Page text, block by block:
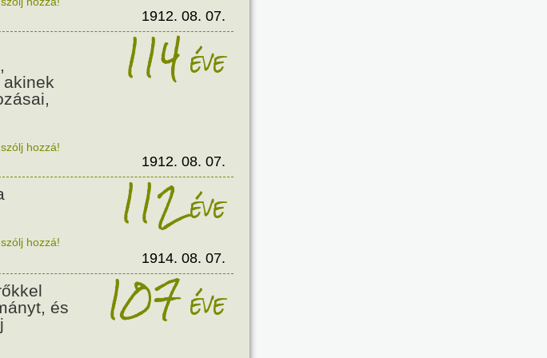
1912. 08. 07.
akinek
114éve
hozzá!
1912. 08. 07.
112éve
hozzá!
1914. 08. 07.
és
107éve